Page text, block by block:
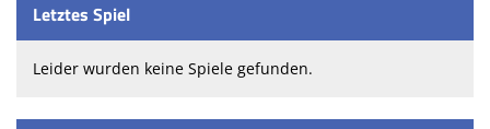
Letztes Spiel
Leider wurden keine Spiele gefunden.